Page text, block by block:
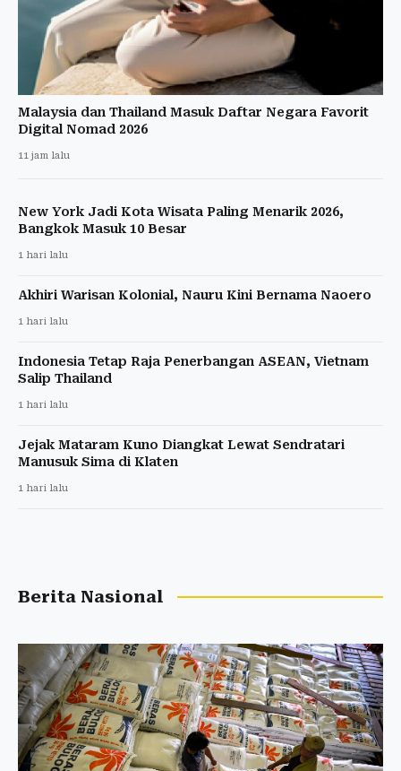
Malaysia dan Thailand Masuk Daftar Negara Favorit
Digital Nomad 2026
11 jam lalu
New York Jadi Kota Wisata Paling Menarik 2026,
Bangkok Masuk 10 Besar
1 hari lalu
Akhiri Warisan Kolonial, Nauru Kini Bernama Naoero
1 hari lalu
Indonesia Tetap Raja Penerbangan ASEAN, Vietnam
Salip Thailand
1 hari lalu
Jejak Mataram Kuno Diangkat Lewat Sendratari
Manusuk Sima di Klaten
1 hari lalu
Berita Nasional